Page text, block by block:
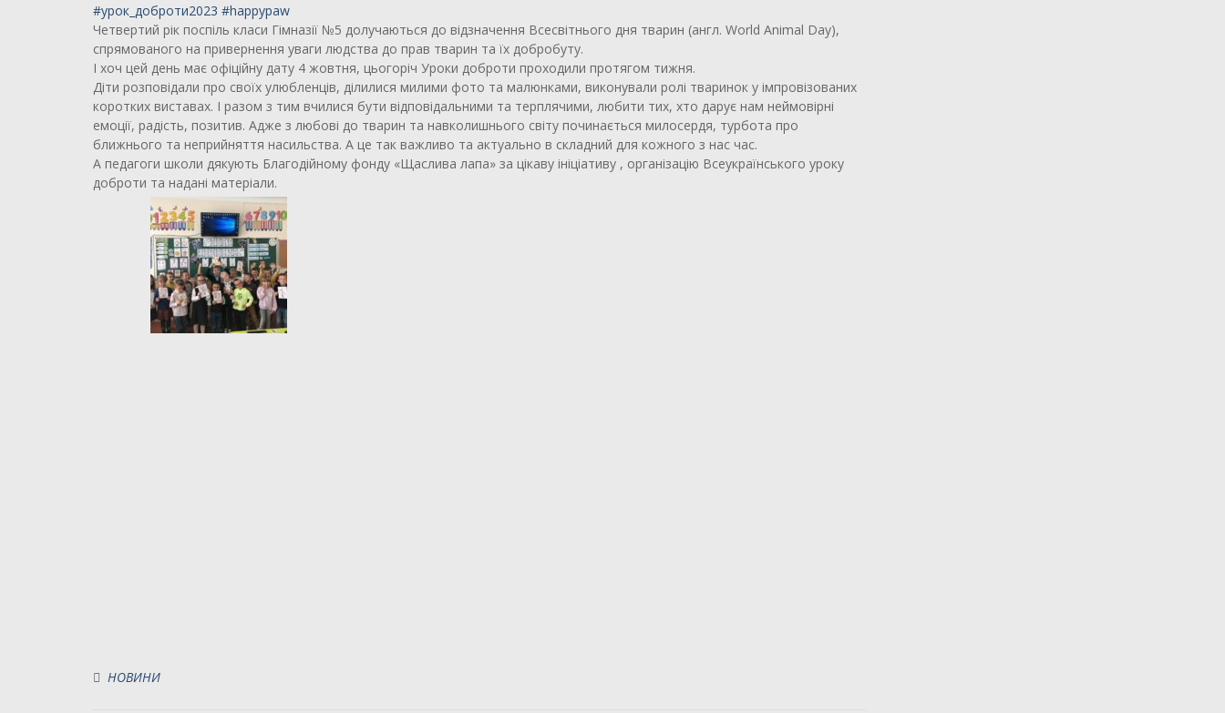
#урок_доброти2023 #happypaw
Четвертий рік поспіль класи Гімназії №5 долучаються до відзначення Всесвітнього дня тварин (англ. World Animal Day),
спрямованого на привернення уваги людства до прав тварин та їх добробуту.
І хоч цей день має офіційну дату 4 жовтня, цьогоріч Уроки доброти проходили протягом тижня.
Діти розповідали про своїх улюбленців, ділилися милими фото та малюнками, виконували ролі тваринок у імпровізованих
коротких виставах. І разом з тим вчилися бути відповідальними та терплячими, любити тих, хто дарує нам неймовірні
емоції, радість, позитив. Адже з любові до тварин та навколишнього світу починається милосердя, турбота про
ближнього та неприйняття насильства. А це так важливо та актуально в складний для кожного з нас час.
А педагоги школи дякують Благодійному фонду «Щаслива лапа» за цікаву ініціативу , організацію Всеукраїнського уроку
доброти та надані матеріали.
НОВИНИ